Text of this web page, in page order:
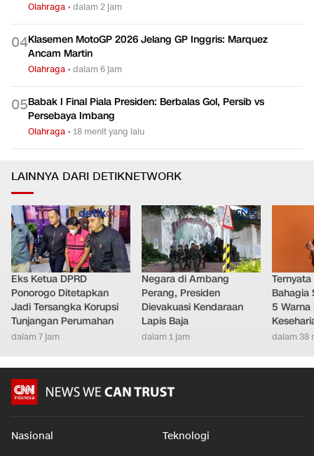
Olahraga •dalam 2 jam
04Klasemen MotoGP 2026 Jelang GP Inggris: Marquez
Ancam Martin
Olahraga •dalam 6 jam
05Babak I Final Piala Presiden: Berbalas Gol, Persib vs
Persebaya Imbang
Olahraga •18 menit yang lalu
LAINNYA DARI DETIKNETWORK
Eks Ketua DPRD
Ponorogo Ditetapkan
Jadi Tersangka Korupsi
Tunjangan Perumahan
dalam 7 jam
Negara di Ambang
Perang, Presiden
Dievakuasi Kendaraan
Lapis Baja
dalam 1 jam
Bahagia
5
dalam 38
Nasional Teknologi